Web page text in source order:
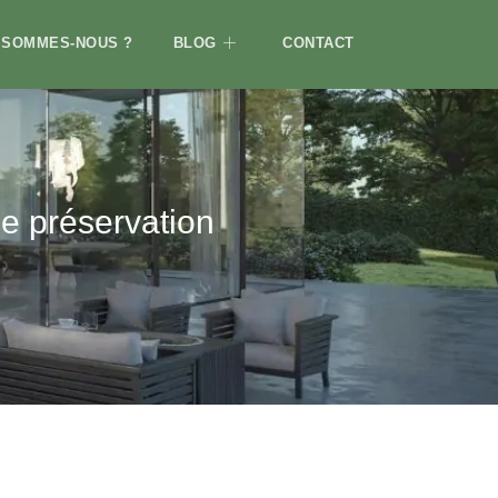
NOUS ? BLOG CONTACT
préservation